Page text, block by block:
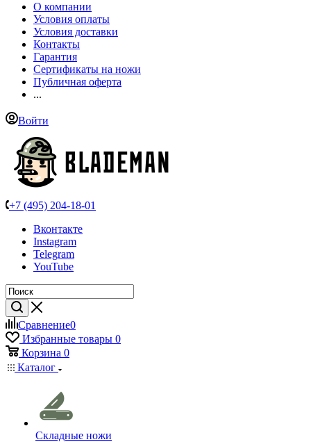
О компании
Условия оплаты
Условия доставки
Контакты
Гарантия
Сертификаты на ножи
Публичная оферта
...
Войти
+7 (495) 204-18-01
Вконтакте
Instagram
Telegram
YouTube
Сравнение0
Избранные товары 0
Корзина 0
Каталог
Складные ножи